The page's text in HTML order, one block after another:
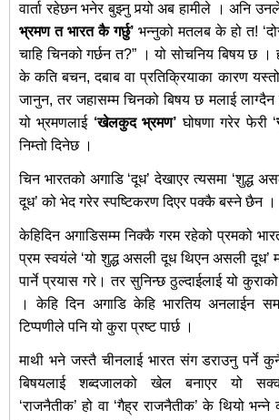
वार्ता रहेछन भनेर बुझ्नु पर्‍यो अब हामीले । अनि
भ्रमण त भारत कै गर्छु’ भन्नुको मतलब के हो त!
चाहि चिनको गर्छन त?” । यो सोचनिय बिषय छ ।
के कति बचन, दबाब वा प्रतिक्रियाका कारण यस्तो
जानुन, तर जहासम्म चिनको बिषय छ मलाई
यो भ्रमणलाई ‘खेलकुद भ्रमण’ घोषणा गरेर फेरी ‘
निम्तो दिनेछ ।
चिन भारतको अगाडि ‘दूध’ देखाएर त्यसमा ‘शुद्ध
दूध’ को भेद गरेर स्पष्टिकरण दिएर पक्कै बस्ने छैन ।
केहिदिन अगाडिसम्म निक्कै गरम रहेको प्रमको
प्रम स्वयंले ‘यो शुद्ध असली दूध थिएन असली दूध’
पार्ने प्रयास गरे। तर सुनिन्छ ठुल्दाईलाई यो
। केहि दिन अगाडि केहि भारतिय अनलाईन
टिप्पणीले पनि यो कुरा प्रष्ट पार्छ ।
माथी भने जस्तै चीनलाई भारत संग डराउनु पर्ने
बिषयलाई शब्दजालको खेल बनाएर यो
‘राजनैतीक’ हो वा ‘गैह्र राजनैतीक’ के थियो